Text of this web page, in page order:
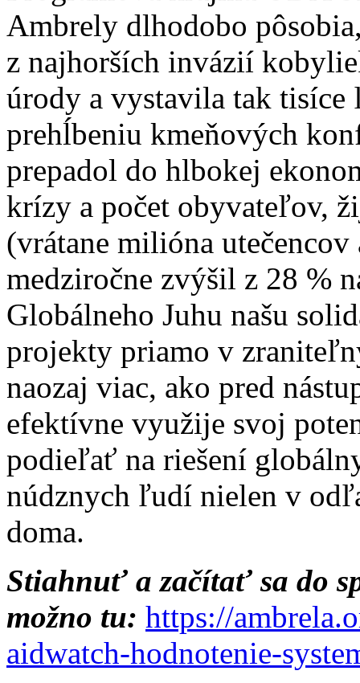
Ambrely dlhodobo
z najhorších invázií
úrody a vystavila tak
prehĺbeniu kmeňových
prepadol do hlbokej
krízy a počet obyvateľov,
(vrátane milióna
medziročne zvýšil z 28 %
Globálneho Juhu našu
projekty priamo v
naozaj viac, ako pred
efektívne využije svoj
podieľať na riešení
núdznych ľudí nielen v
doma.
Stiahnuť a začítať sa do
možno tu: https://
aidwatch-hodnotenie-